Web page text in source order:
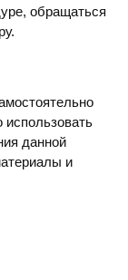
обращаться
использовать
данной
и